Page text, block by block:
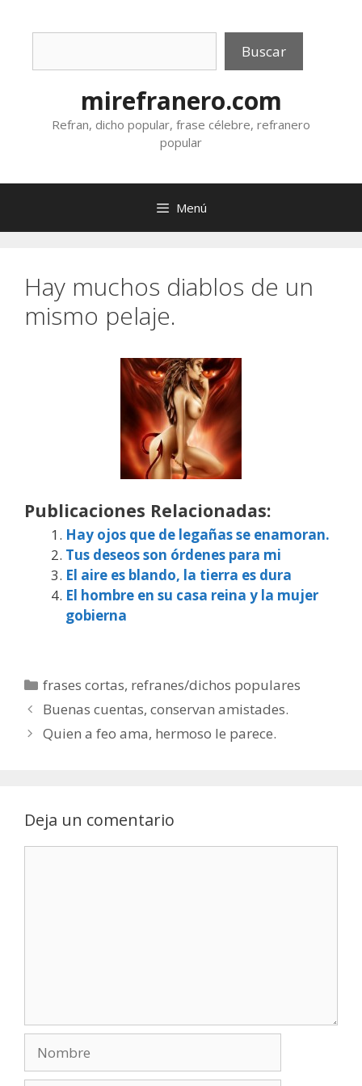
Buscar
mirefranero.com
Refran, dicho popular, frase célebre, refranero
popular
Menú
Hay muchos diablos de un
mismo pelaje.
Publicaciones Relacionadas:
Hay ojos que de legañas se enamoran.
Tus deseos son órdenes para mi
El aire es blando, la tierra es dura
El hombre en su casa reina y la mujer
gobierna
Categorías
frases cortas, refranes/dichos populares
Buenas cuentas, conservan amistades.
Quien a feo ama, hermoso le parece.
Deja un comentario